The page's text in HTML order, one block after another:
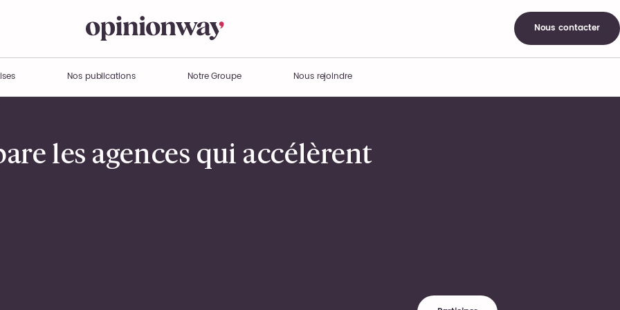
Nous contacter
Nos publications Notre Groupe Nous rejoindre
les agences qui accélèrent